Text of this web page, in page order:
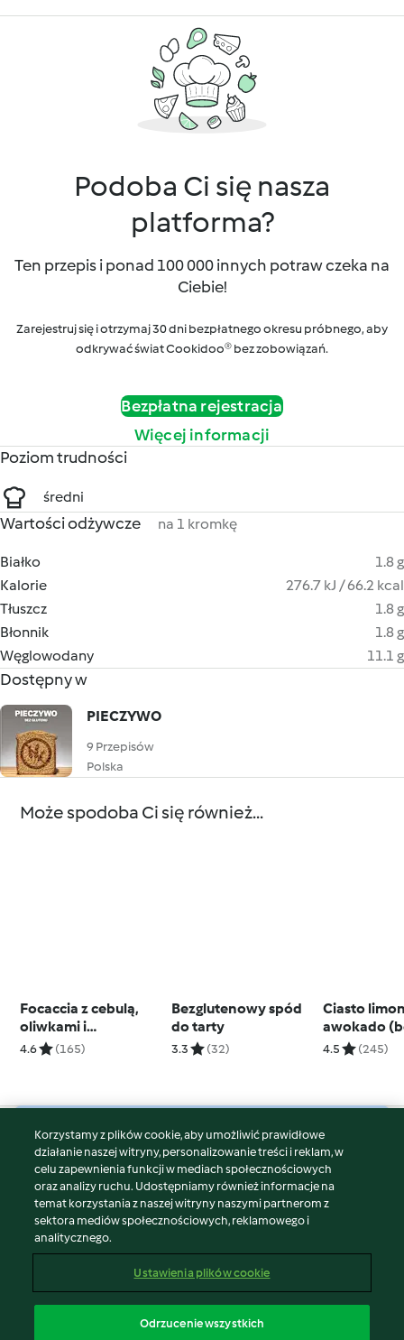
Podoba Ci się nasza
platforma?
Ten przepis i ponad 100 000 innych potraw czeka na
Ciebie!
Zarejestruj się i otrzymaj 30 dni bezpłatnego okresu próbnego, aby
odkrywać świat Cookidoo® bez zobowiązań.
Bezpłatna rejestracja
Więcej informacji
Poziom trudności
średni
Wartości odżywcze na 1 kromkę
Białko
1.8 g
Kalorie
276.7 kJ / 66.2 kcal
Tłuszcz
1.8 g
Błonnik
1.8 g
Węglowodany
11.1 g
Dostępny w
PIECZYWO
9 Przepisów
Polska
Może spodoba Ci się również...
Focaccia z cebulą,
oliwkami i
rozmarynem
4.6 (165)
Bezglutenowy spód
do tarty
3.3 (32)
Ciasto
awokado
4.5 (245)
© Copyright 2026
Warunki korzystania
Polityka prywatności
Disclaimer
Znak wydawcy
Zgłoś treść
Korzystamy z plików cookie, aby umożliwić prawidłowe
działanie naszej witryny, personalizowanie treści i reklam, w
celu zapewnienia funkcji w mediach społecznościowych
oraz analizy ruchu. Udostępniamy również informacje na
temat korzystania z naszej witryny naszymi partnerom z
sektora mediów społecznościowych, reklamowego i
analitycznego.
Ustawienia plików cookie
Odrzucenie wszystkich